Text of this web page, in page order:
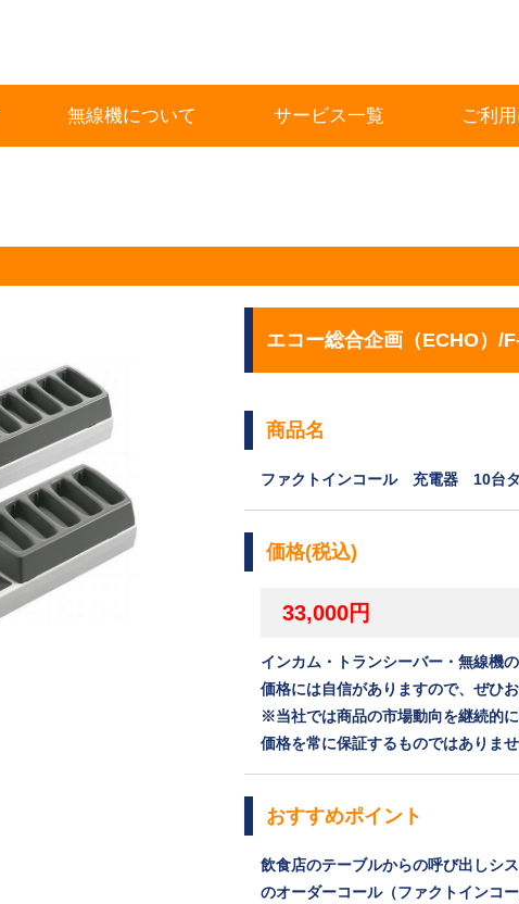
無線機について サービス一覧 ご利
エコー総合企画（ECHO）/
商品名
ファクトインコール 充電器 10台
価格(税込)
33,000円
インカム・トランシーバー・無線機
価格には自信がありますので、ぜひ
※当社では商品の市場動向を継続的
価格を常に保証するものではありませ
おすすめポイント
飲食店のテーブルからの呼び出しシ
のオーダーコール（ファクトイン